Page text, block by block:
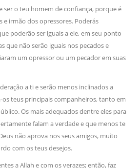
ser o teu homem de confiança, porque é
e irmão dos opressores. Poderás
poderão ser iguais a ele, em seu ponto
que não serão iguais nos pecados e
um opressor ou um pecador em suas
a ti e serão menos inclinados a
teus principais companheiros, tanto em
Os mais adequados dentre eles para
falam a verdade e que menos te
não aprova nos seus amigos, muito
com os teus desejos.
a Allah e com os verazes; então, faz